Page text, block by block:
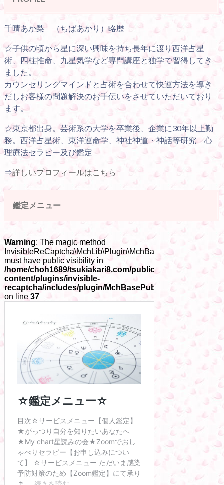
千晴あか梨 （ちばあかり）略歴
☆子供の頃から星に深い興味を持ち長年に渡り西洋占星
術、四柱推命、九星気学など専門講座と独学で習得してき
ました。
カウンセリングマインドと占術を合わせて快運方法を導き
だしお客様の問題解決のお手伝いをさせていただいており
ます。
☆東京都出身。芸術系の大学を卒業後、企業に30年以上勤
務。西洋占星術、東洋運命学、神社神道・神話等研究 心
理療法セラピー及び鑑定
⇒詳しいプロフィールはこちら
鑑定メニュー